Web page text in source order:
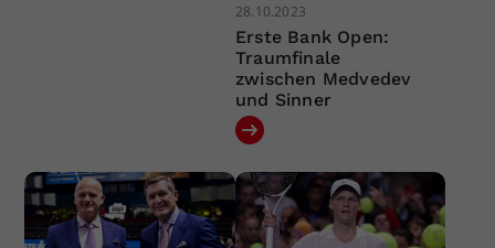
28.10.2023
Erste Bank Open:
Traumfinale
zwischen Medvedev
und Sinner